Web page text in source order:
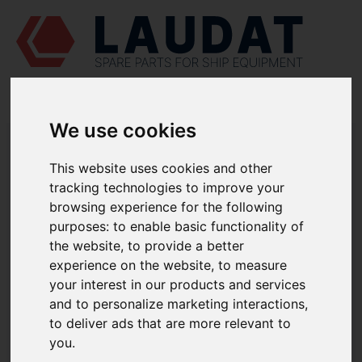
We use cookies
This website uses cookies and other
tracking technologies to improve your
browsing experience for the following
purposes:to enable basic functionality of
the website,to provide a better
experience on the website,to measure
your interest in our products and services
and to personalize marketing interactions,
to deliver ads that are more relevant to
you.
LAUDAT SUPPLY/COMPRESORES DE AIRE
LAUDAT SUPPLY - J. P. SAUER &
SOHN WP45L REPUESTOS
Manguera de alta presión
038309
Soporte elástico antivibratorio
031149
BIELA DE LA PRIMERA ETAPA
Cojinete de biela